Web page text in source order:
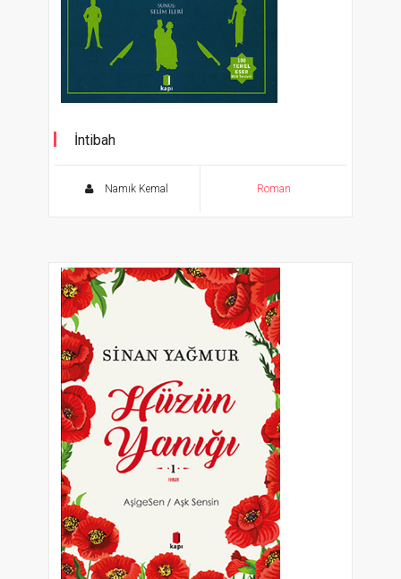
İntibah
TavsiyeliNamık Kemal Roman